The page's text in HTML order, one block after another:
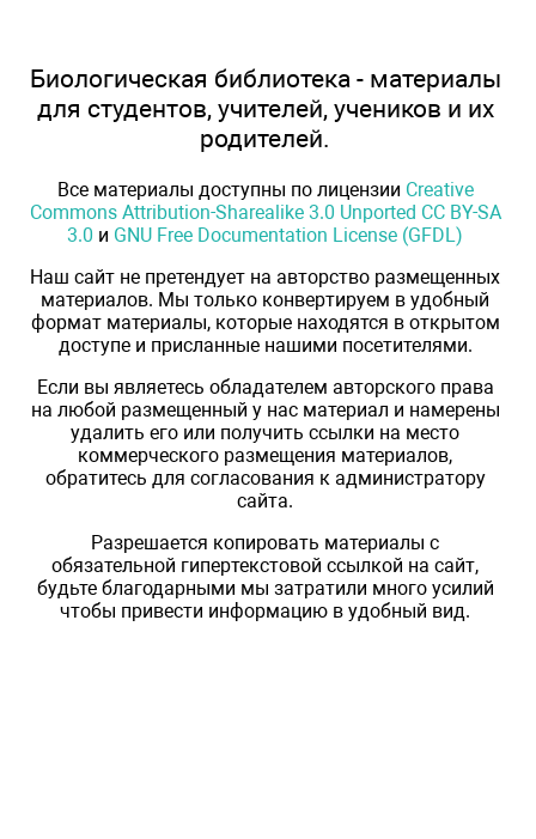
Биологическая библиотека - материалы
для студентов, учителей, учеников и их
родителей.
Все материалы доступны по лицензии Creative
Commons Attribution-Sharealike 3.0 Unported CC BY-SA
3.0 и GNU Free Documentation License (GFDL)
Наш сайт не претендует на авторство размещенных
материалов. Мы только конвертируем в удобный
формат материалы, которые находятся в открытом
доступе и присланные нашими посетителями.
Если вы являетесь обладателем авторского права
на любой размещенный у нас материал и намерены
удалить его или получить ссылки на место
коммерческого размещения материалов,
обратитесь для согласования к администратору
сайта.
Разрешается копировать материалы с
обязательной гипертекстовой ссылкой на сайт,
будьте благодарными мы затратили много усилий
чтобы привести информацию в удобный вид.